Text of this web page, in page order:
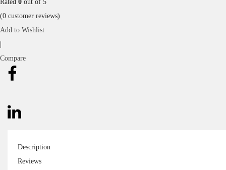
Rated 0 out of 5
(0 customer reviews)
Add to Wishlist
Compare
Description
Reviews